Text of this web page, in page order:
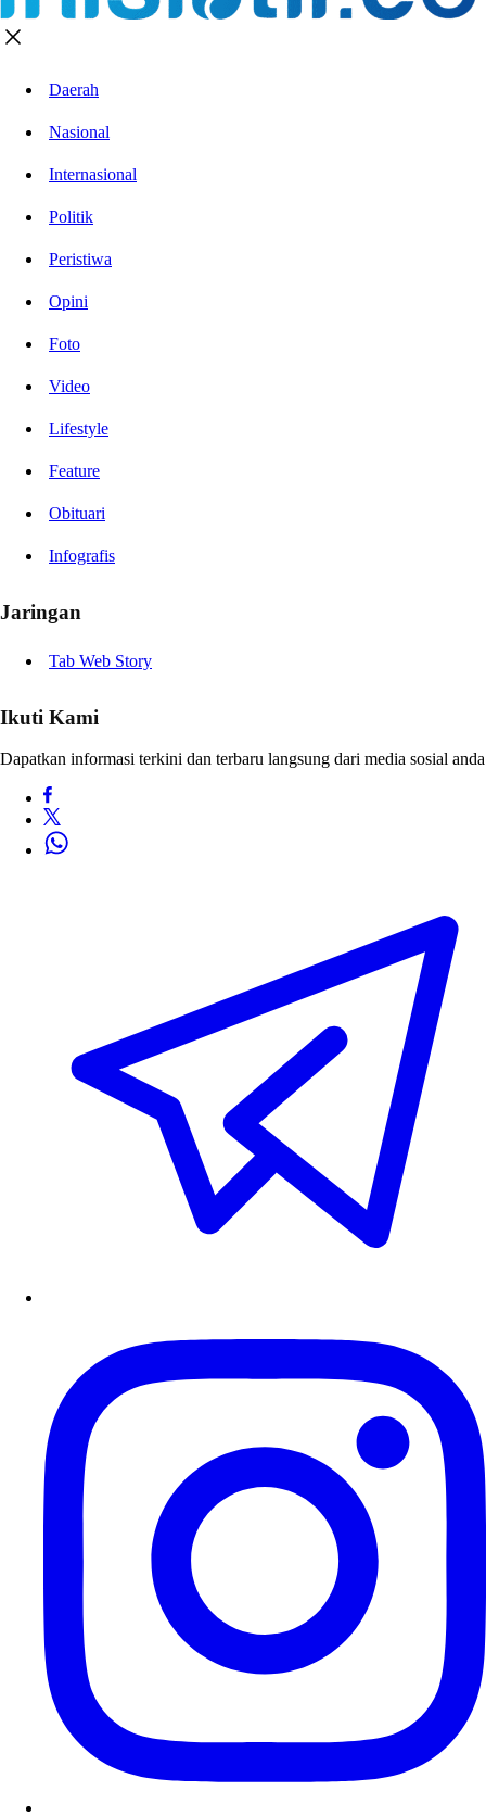
Daerah
Nasional
Internasional
Politik
Peristiwa
Opini
Foto
Video
Lifestyle
Feature
Obituari
Infografis
Jaringan
Tab Web Story
Ikuti Kami
Dapatkan informasi terkini dan terbaru langsung dari media sosial anda